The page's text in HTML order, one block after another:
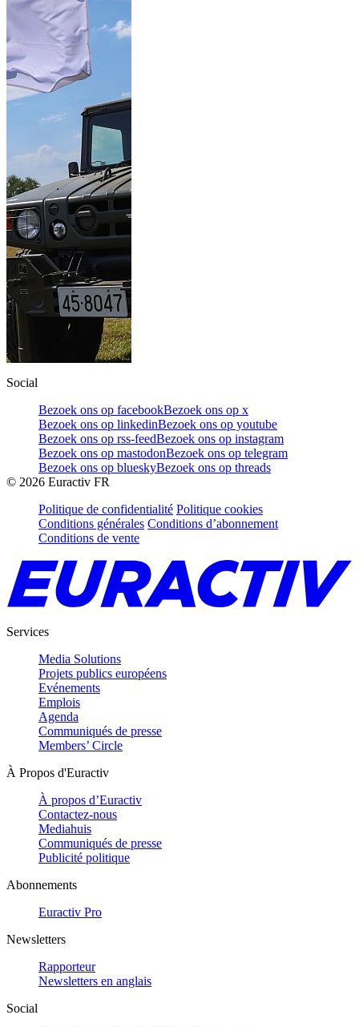
Social
Bezoek ons op facebookBezoek ons op x
Bezoek ons op linkedinBezoek ons op youtube
Bezoek ons op rss-feedBezoek ons op instagram
Bezoek ons op mastodonBezoek ons op telegram
Bezoek ons op blueskyBezoek ons op threads
© 2026 Euractiv FR
Politique de confidentialité Politique cookies
Conditions générales Conditions d’abonnement
Conditions de vente
Services
Media Solutions
Projets publics européens
Evénements
Emplois
Agenda
Communiqués de presse
Members’ Circle
À Propos d'Euractiv
À propos d’Euractiv
Contactez-nous
Mediahuis
Communiqués de presse
Publicité politique
Abonnements
Euractiv Pro
Newsletters
Rapporteur
Newsletters en anglais
Social